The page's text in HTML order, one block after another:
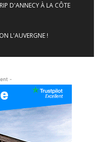
D'ANNECY À LA CÔTE
L'AUVERGNE !
DANS LES
EN PLEIN MILIEU
-